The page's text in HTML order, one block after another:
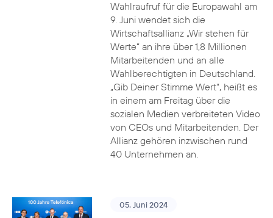
Wahlraufruf für die Europawahl am
9. Juni wendet sich die
Wirtschaftsallianz „Wir stehen für
Werte“ an ihre über 1,8 Millionen
Mitarbeitenden und an alle
Wahlberechtigten in Deutschland.
„Gib Deiner Stimme Wert“, heißt es
in einem am Freitag über die
sozialen Medien verbreiteten Video
von CEOs und Mitarbeitenden. Der
Allianz gehören inzwischen rund
40 Unternehmen an.
05. Juni 2024